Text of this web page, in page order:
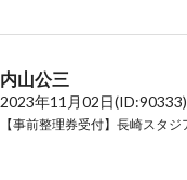
内山公三
2023年11月02日(ID:90333)